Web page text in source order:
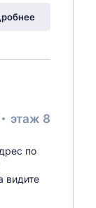
этаж 8
по
видите